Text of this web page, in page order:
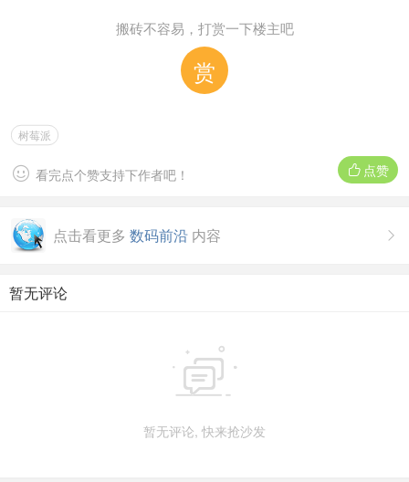
搬砖不容易，打赏一下楼主吧
赏
树莓派
 点赞
 看完点个赞支持下作者吧！

点击看更多 数码前沿 内容
暂无评论

暂无评论, 快来抢沙发